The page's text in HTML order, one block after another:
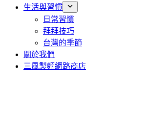
生活與習慣
日常習慣
拜拜技巧
台灣的季節
關於我們
三風製麵網路商店